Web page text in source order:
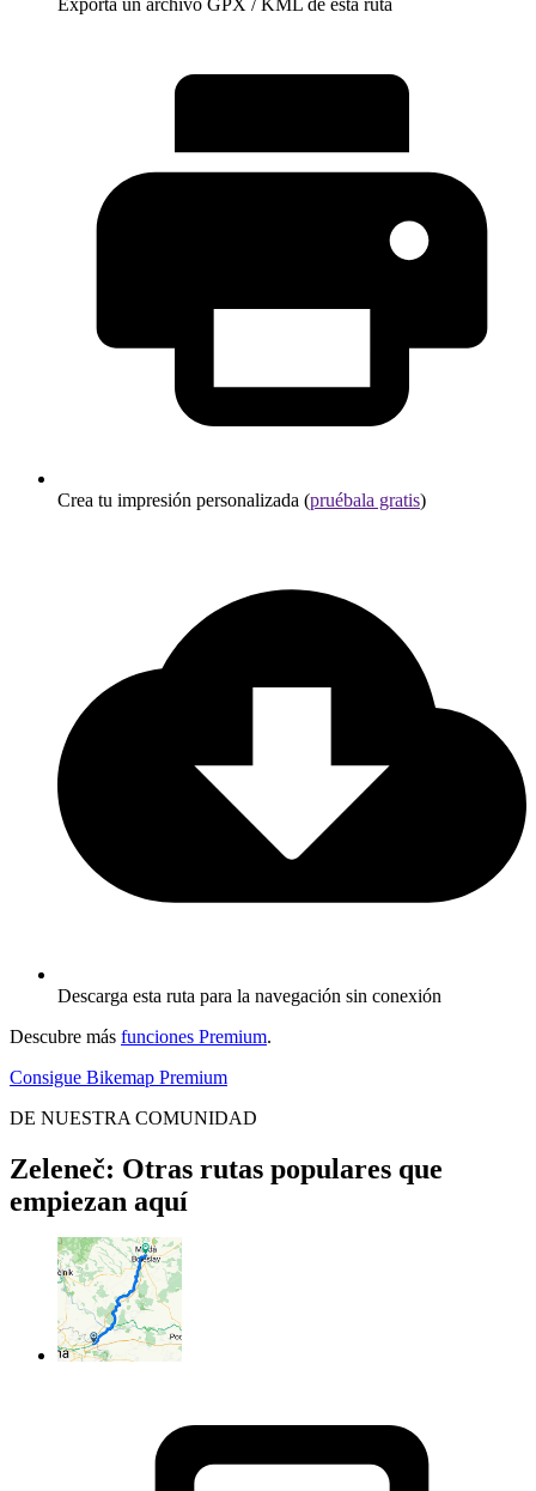
Crea tu impresión personalizada (pruébala gratis)
Descarga esta ruta para la navegación sin conexión
Descubre más funciones Premium.
Consigue Bikemap Premium
DE NUESTRA COMUNIDAD
Zeleneč: Otras rutas populares que
empiezan aquí